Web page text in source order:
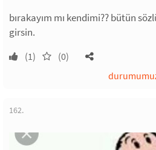
bırakayım mı kendimi?? bütün
girsin.
(1) (0)
162.